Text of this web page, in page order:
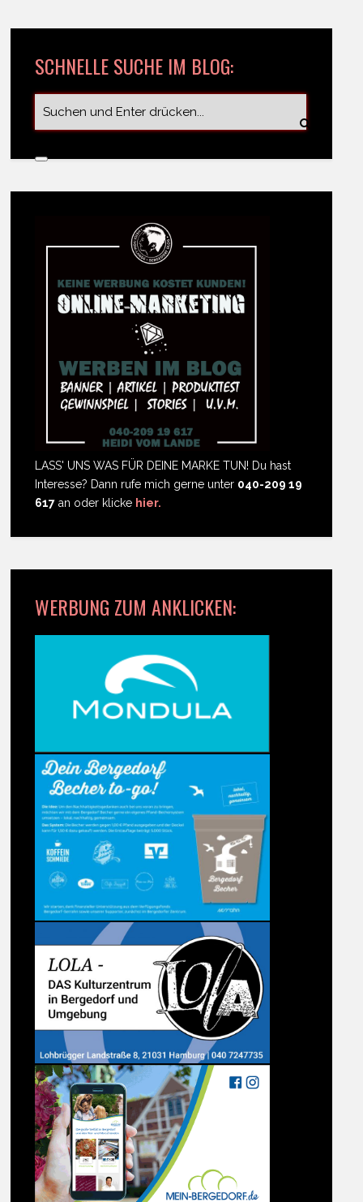
SCHNELLE SUCHE IM BLOG:
LASS' UNS WAS FÜR DEINE MARKE TUN! Du hast
Interesse? Dann rufe mich gerne unter 040-209 19
617 an oder klicke hier.
WERBUNG ZUM ANKLICKEN: